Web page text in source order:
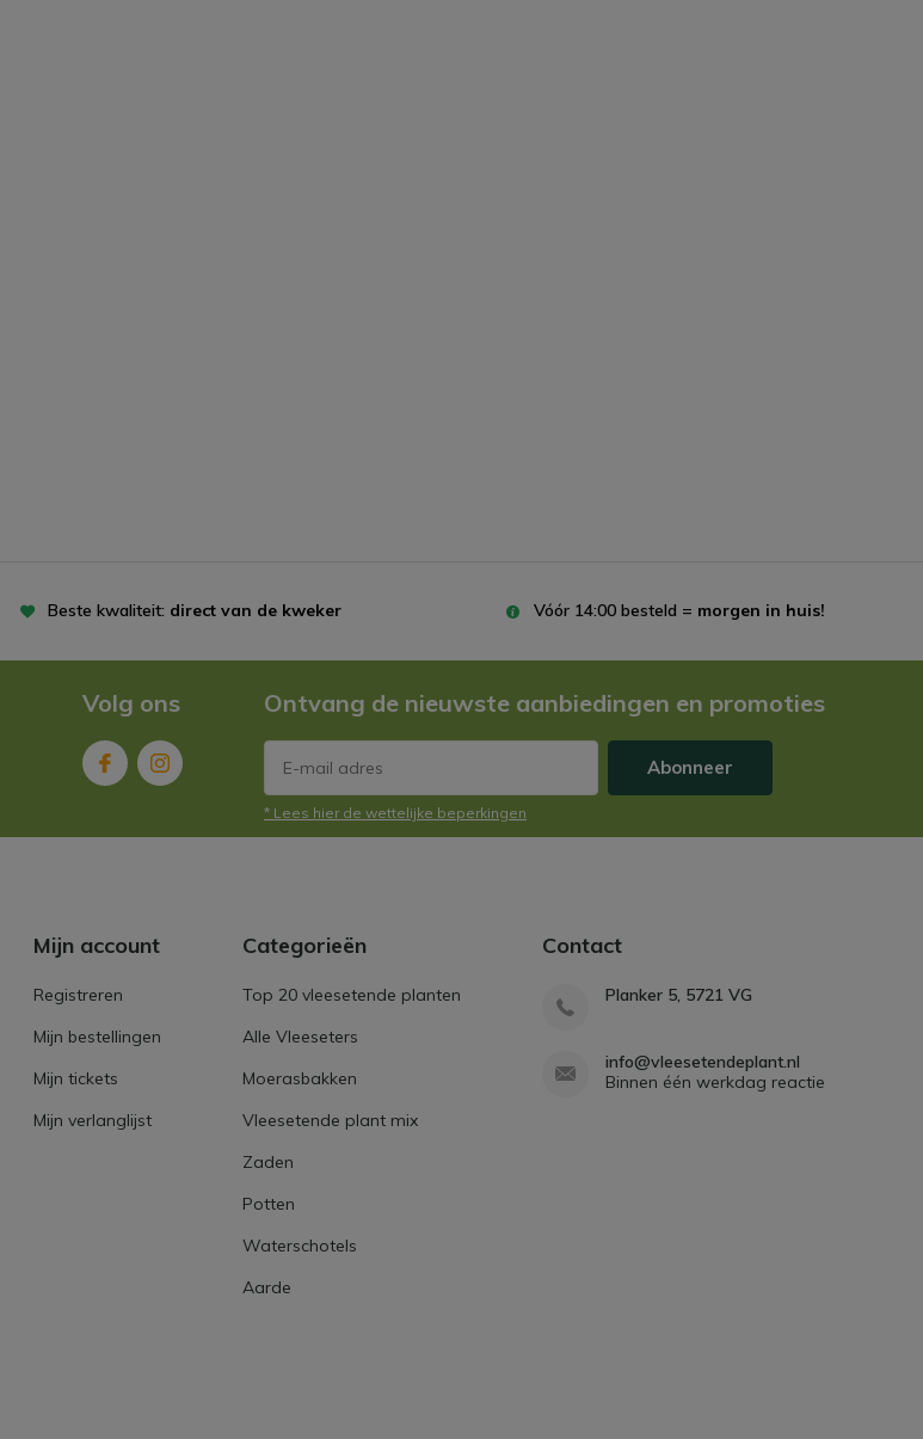
Beste kwaliteit: direct van de kweker Vóór 14:00 besteld = morgen in huis!
Volg ons Ontvang de nieuwste aanbiedingen en promoties
Abonneer
* Lees hier de wettelijke beperkingen
Mijn account
Registreren
Mijn bestellingen
Mijn tickets
Mijn verlanglijst
Categorieën
Top 20 vleesetende planten
Alle Vleeseters
Moerasbakken
Vleesetende plant mix
Zaden
Potten
Waterschotels
Aarde
Contact
Planker 5, 5721 VG
info@vleesetendeplant.nl
Binnen één werkdag reactie